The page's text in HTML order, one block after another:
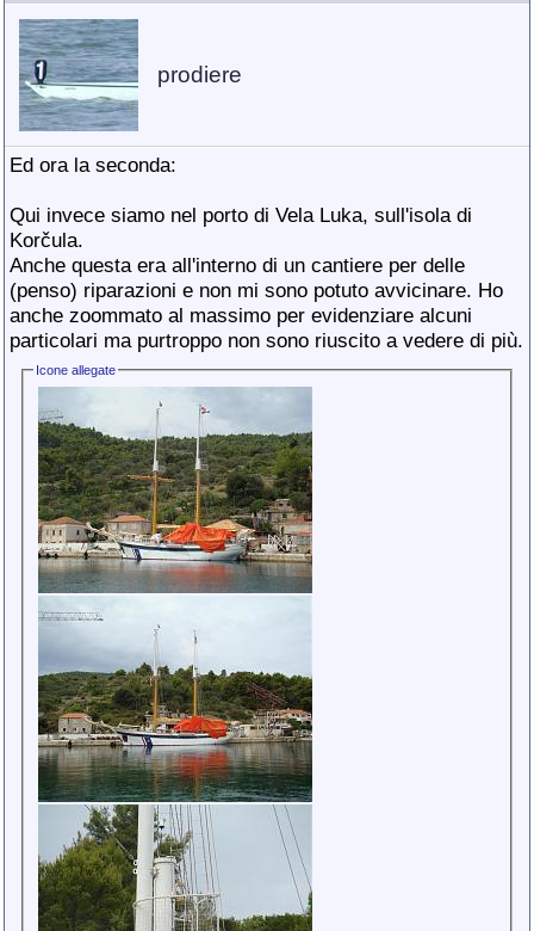
prodiere
Ed ora la seconda:
Qui invece siamo nel porto di Vela Luka, sull'isola di
Korčula.
Anche questa era all'interno di un cantiere per delle
(penso) riparazioni e non mi sono potuto avvicinare. Ho
anche zoommato al massimo per evidenziare alcuni
particolari ma purtroppo non sono riuscito a vedere di più.
Icone allegate